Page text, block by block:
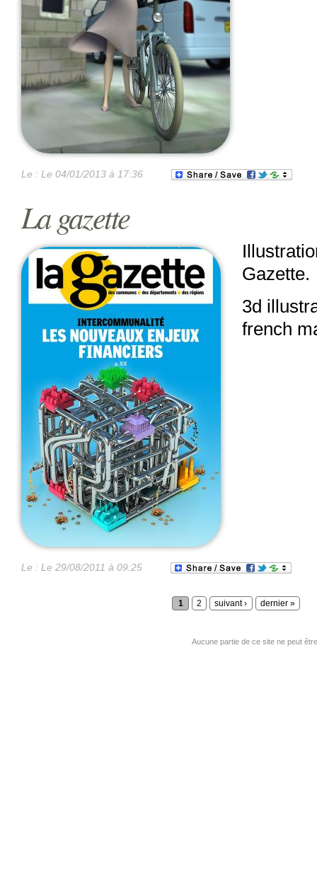
Le : Le 04/01/2013 à 17:36
La gazette
Gazette.
3d
french
Le : Le 29/08/2011 à 09:25
1 2 suivant › dernier »
Aucune partie de ce site ne peut